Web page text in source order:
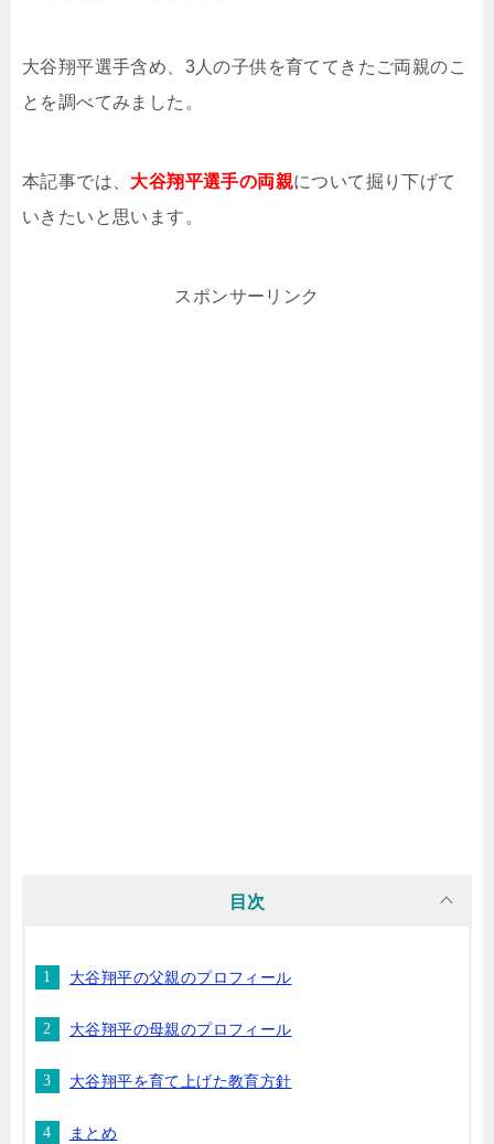
大谷翔平選手含め、3人の子供を育ててきたご両親のこ
とを調べてみました。
本記事では、 大谷翔平選手の両親について掘り下げて
いきたいと思います。
スポンサーリンク
目次
大谷翔平の父親のプロフィール
大谷翔平の母親のプロフィール
大谷翔平を育て上げた教育方針
まとめ